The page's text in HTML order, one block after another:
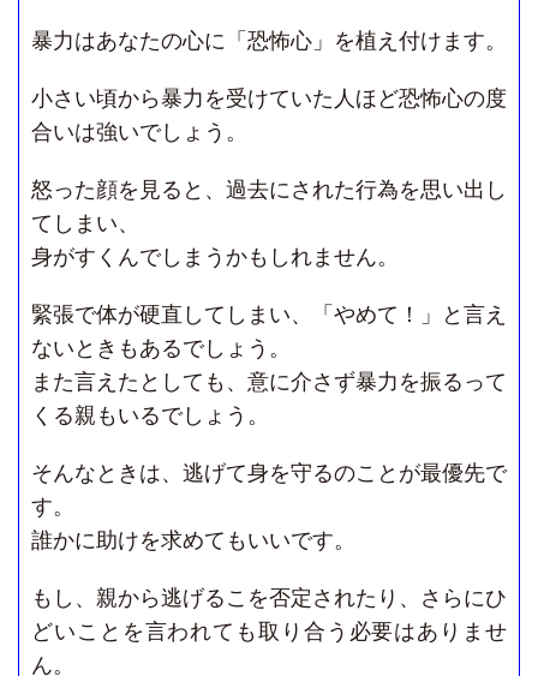
暴力はあなたの心に「恐怖心」を植え付けます。
小さい頃から暴力を受けていた人ほど恐怖心の度
合いは強いでしょう。
怒った顔を見ると、過去にされた行為を思い出し
てしまい、
身がすくんでしまうかもしれません。
緊張で体が硬直してしまい、「やめて！」と言え
ないときもあるでしょう。
また言えたとしても、意に介さず暴力を振るって
くる親もいるでしょう。
そんなときは、逃げて身を守るのことが最優先で
す。
誰かに助けを求めてもいいです。
もし、親から逃げるこを否定されたり、さらにひ
どいことを言われても取り合う必要はありませ
ん。